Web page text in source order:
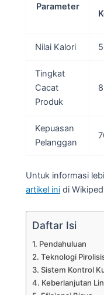
Parameter
Nilai Kalori
Tingkat
Cacat
Produk
Kepuasan
Pelanggan
Untuk informasi
artikel ini di
Daftar Isi
Pendahuluan
Teknologi
Sistem Kontrol
Keberlanjutan